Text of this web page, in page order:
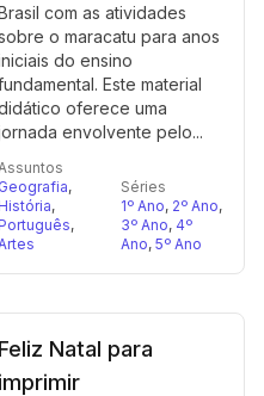
com as atividades
o maracatu para anos
do ensino
Este material
oferece uma
envolvente pelo...
Geografia,
História,
Português,
Séries
1º Ano, 2º Ano,
3º Ano, 4º
Ano, 5º Ano
Feliz Natal para
imprimir